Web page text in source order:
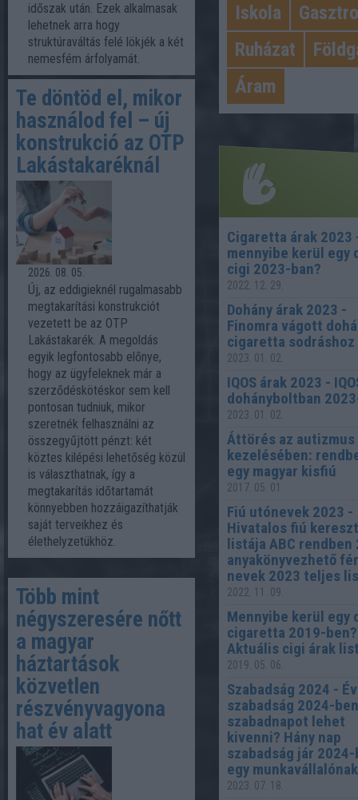
időszak után. Ezek alkalmasak
lehetnek arra hogy
struktúraváltás felé lökjék a két
nemesfém árfolyamát.
Te döntöd el, mikor
használod fel – új
konstrukció az OTP
Lakástakaréknál
2026. 08. 05.
Új, az eddigieknél rugalmasabb
megtakarítási konstrukciót
vezetett be az OTP
Lakástakarék. A megoldás
egyik legfontosabb előnye,
hogy az ügyfeleknek már a
szerződéskötéskor sem kell
pontosan tudniuk, mikor
szeretnék felhasználni az
összegyűjtött pénzt: két
köztes kilépési lehetőség közül
is választhatnak, így a
megtakarítás időtartamát
könnyebben hozzáigazíthatják
saját terveikhez és
élethelyzetükhöz.
Több mint
négyszeresére nőtt
a magyar
háztartások
közvetlen
részvényvagyona
hat év alatt
Iskola
Gasztro
Ruházat
Áram
Cigaretta árak 2023
mennyibe kerül egy
cigi 2023-ban?
2022. 12. 29.
Dohány árak 2023 -
Finomra vágott
cigaretta sodráshoz
2023. 01. 02.
IQOS árak 2023 -
dohányboltban
2023. 01. 02.
Áttörés az autizmus
kezelésében:
egy magyar kisfiú
2017. 05. 01.
Fiú utónevek 2023 -
Hivatalos fiú
listája ABC rendben
anyakönyvezhető
nevek 2023 teljes
2022. 11. 09.
Mennyibe kerül egy
cigaretta 2019-ben?
Aktuális cigi árak
2019. 05. 06.
Szabadság 2024 -
szabadság 2024-
szabadnapot lehet
kivenni? Hány nap
szabadság jár
egy
2023. 07. 18.